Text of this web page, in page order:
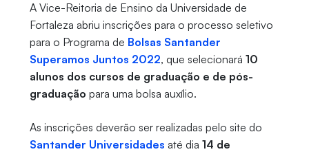
A Vice-Reitoria de Ensino da Universidade de
Fortaleza abriu inscrições para o processo seletivo
para o Programa de Bolsas Santander
Superamos Juntos 2022, que selecionará 10
alunos dos cursos de graduação e de pós-
graduação para uma bolsa auxílio.
As inscrições deverão ser realizadas pelo site do
Santander Universidades até dia 14 de